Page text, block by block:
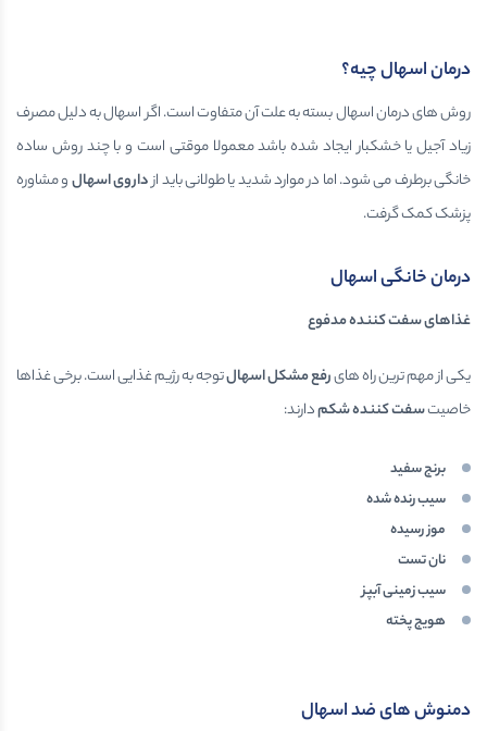
درمان اسهال چیه؟
روش های درمان اسهال بسته به علت آن متفاوت است. اگر اسهال به دلیل مصرف
زیاد آجیل یا خشکبار ایجاد شده باشد معمولا موقتی است و با چند روش ساده
خانگی برطرف می شود. اما در موارد شدید یا طولانی باید ازداروی اسهالو مشاوره
پزشک کمک گرفت.
درمان خانگی اسهال
غذاهای سفت کننده مدفوع
یکی از مهم ترین راه هایرفع مشکل اسهالتوجه به رژیم غذایی است. برخی غذاها
خاصیتسفت کننده شکمدارند:
برنج سفید
سیب رنده شده
موز رسیده
نان تست
سیب زمینی آبپز
هویج پخته
دمنوش های ضد اسهال